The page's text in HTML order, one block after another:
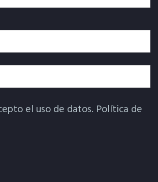
el uso de datos. Política de